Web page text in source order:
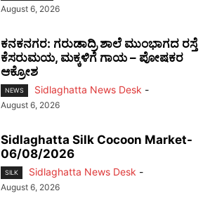
August 6, 2026
ಕನಕನಗರ: ಗರುಡಾದ್ರಿ ಶಾಲೆ ಮುಂಭಾಗದ ರಸ್ತೆ
ಕೆಸರುಮಯ, ಮಕ್ಕಳಿಗೆ ಗಾಯ – ಪೋಷಕರ
ಆಕ್ರೋಶ
NEWS Sidlaghatta News Desk -
August 6, 2026
Sidlaghatta Silk Cocoon Market-
06/08/2026
SILK Sidlaghatta News Desk -
August 6, 2026